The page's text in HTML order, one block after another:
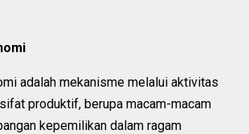
adalah mekanisme melalui aktivitas
produktif, berupa macam-macam
kepemilikan dalam ragam